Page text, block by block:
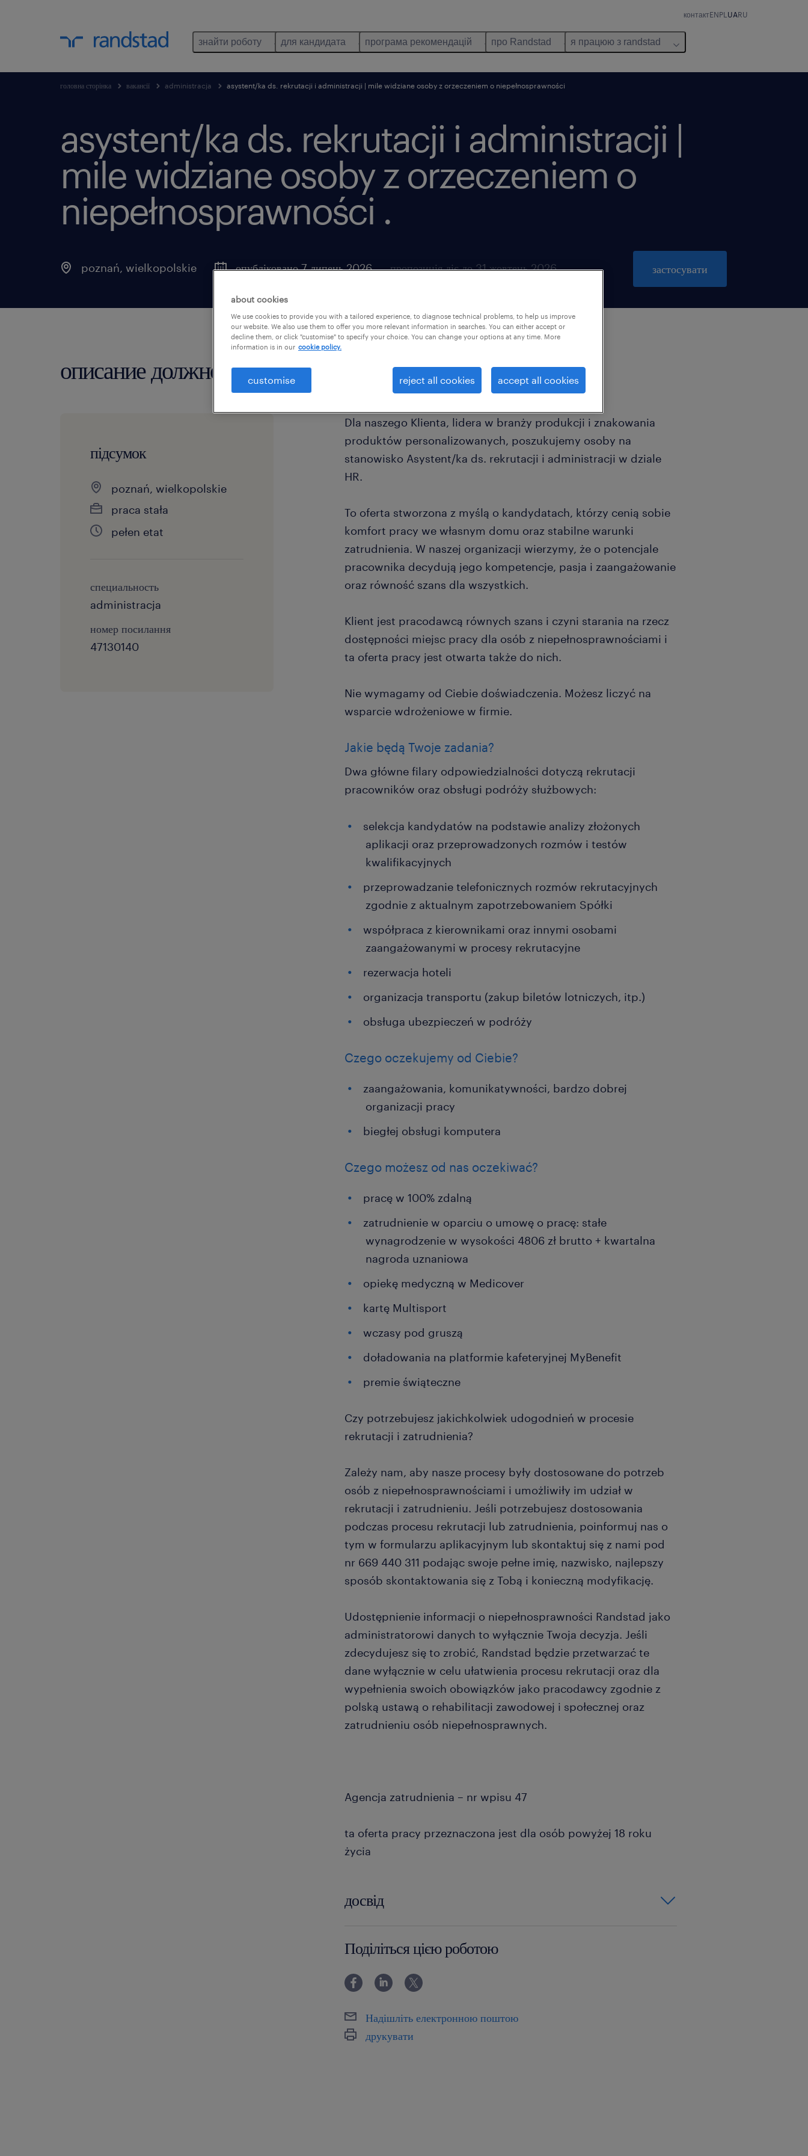
контактENPL UARU
знайти роботу для кандидата програма рекомендацій про Randstad я працюю з randstad
головна сторінка вакансії administracja asystent/ka ds. rekrutacji i administracji | mile widziane osoby z orzeczeniem o niepełnosprawności
asystent/ka ds. rekrutacji i administracji |
mile widziane osoby z orzeczeniem o
niepełnosprawności .
poznań, wielkopolskie опубліковано 7 липень 2026 пропозиція діє до 31 жовтень 2026 застосувати
описание должности
підсумок
poznań, wielkopolskie
praca stała
pełen etat
специальность
administracja
номер посилання
47130140
Dla naszego Klienta, lidera w branży produkcji i znakowania
produktów personalizowanych, poszukujemy osoby na
stanowisko Asystent/ka ds. rekrutacji i administracji w dziale
HR.
To oferta stworzona z myślą o kandydatach, którzy cenią sobie
komfort pracy we własnym domu oraz stabilne warunki
zatrudnienia. W naszej organizacji wierzymy, że o potencjale
pracownika decydują jego kompetencje, pasja i zaangażowanie
oraz równość szans dla wszystkich.
Klient jest pracodawcą równych szans i czyni starania na rzecz
dostępności miejsc pracy dla osób z niepełnosprawnościami i
ta oferta pracy jest otwarta także do nich.
Nie wymagamy od Ciebie doświadczenia. Możesz liczyć na
wsparcie wdrożeniowe w firmie.
Jakie będą Twoje zadania?
Dwa główne filary odpowiedzialności dotyczą rekrutacji
pracowników oraz obsługi podróży służbowych:
selekcja kandydatów na podstawie analizy złożonych
aplikacji oraz przeprowadzonych rozmów i testów
kwalifikacyjnych
przeprowadzanie telefonicznych rozmów rekrutacyjnych
zgodnie z aktualnym zapotrzebowaniem Spółki
współpraca z kierownikami oraz innymi osobami
zaangażowanymi w procesy rekrutacyjne
rezerwacja hoteli
organizacja transportu (zakup biletów lotniczych, itp.)
obsługa ubezpieczeń w podróży
Czego oczekujemy od Ciebie?
zaangażowania, komunikatywności, bardzo dobrej
organizacji pracy
biegłej obsługi komputera
Czego możesz od nas oczekiwać?
pracę w 100% zdalną
zatrudnienie w oparciu o umowę o pracę: stałe
wynagrodzenie w wysokości 4806 zł brutto + kwartalna
nagroda uznaniowa
opiekę medyczną w Medicover
kartę Multisport
wczasy pod gruszą
doładowania na platformie kafeteryjnej MyBenefit
premie świąteczne
Czy potrzebujesz jakichkolwiek udogodnień w procesie
rekrutacji i zatrudnienia?
Zależy nam, aby nasze procesy były dostosowane do potrzeb
osób z niepełnosprawnościami i umożliwiły im udział w
rekrutacji i zatrudnieniu. Jeśli potrzebujesz dostosowania
podczas procesu rekrutacji lub zatrudnienia, poinformuj nas o
tym w formularzu aplikacyjnym lub skontaktuj się z nami pod
nr 669 440 311 podając swoje pełne imię, nazwisko, najlepszy
sposób skontaktowania się z Tobą i konieczną modyfikację.
Udostępnienie informacji o niepełnosprawności Randstad jako
administratorowi danych to wyłącznie Twoja decyzja. Jeśli
zdecydujesz się to zrobić, Randstad będzie przetwarzać te
dane wyłącznie w celu ułatwienia procesu rekrutacji oraz dla
wypełnienia swoich obowiązków jako pracodawcy zgodnie z
polską ustawą o rehabilitacji zawodowej i społecznej oraz
zatrudnieniu osób niepełnosprawnych.
Agencja zatrudnienia – nr wpisu 47
ta oferta pracy przeznaczona jest dla osób powyżej 18 roku
życia
досвід
Поділіться цією роботою
Надішліть електронною поштою
друкувати
about cookies
We use cookies to provide you with a tailored experience, to diagnose technical problems, to help us improve
our website. We also use them to offer you more relevant information in searches. You can either accept or
decline them, or click "customise" to specify your choice. You can change your options at any time. More
information is in our cookie policy.
customise reject all cookies accept all cookies